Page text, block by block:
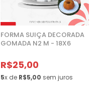
FORMA SUIÇA DECORADA
GOMADA N2 M - 18X6
R$25,00
5x de R$5,00 sem juros